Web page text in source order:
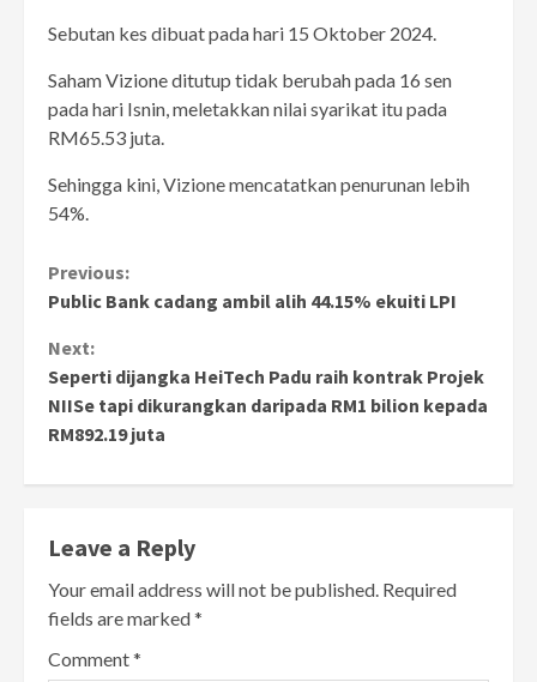
Sebutan kes dibuat pada hari 15 Oktober 2024.
Saham Vizione ditutup tidak berubah pada 16 sen
pada hari Isnin, meletakkan nilai syarikat itu pada
RM65.53 juta.
Sehingga kini, Vizione mencatatkan penurunan lebih
54%.
Continue
Previous:
Public Bank cadang ambil alih 44.15% ekuiti LPI
Next:
Seperti dijangka HeiTech Padu raih kontrak Projek
NIISe tapi dikurangkan daripada RM1 bilion kepada
RM892.19 juta
Leave a Reply
Your email address will not be published. Required
fields are marked*
Comment*